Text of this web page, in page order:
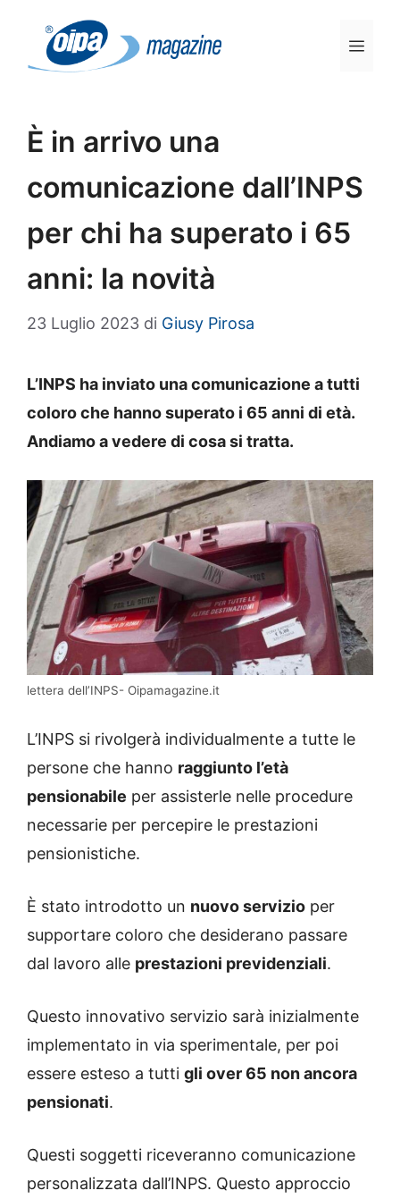
contenuto
È in arrivo una
comunicazione dall’INPS
per chi ha superato i 65
anni: la novità
23 Luglio 2023 di Giusy Pirosa
L’INPS ha inviato una comunicazione a tutti
coloro che hanno superato i 65 anni di età.
Andiamo a vedere di cosa si tratta.
lettera dell’INPS- Oipamagazine.it
L’INPS si rivolgerà individualmente a tutte le
persone che hanno raggiunto l’età
pensionabile per assisterle nelle procedure
necessarie per percepire le prestazioni
pensionistiche.
È stato introdotto un nuovo servizio per
supportare coloro che desiderano passare
dal lavoro alle prestazioni previdenziali.
Questo innovativo servizio sarà inizialmente
implementato in via sperimentale, per poi
essere esteso a tutti gli over 65 non ancora
pensionati.
Questi soggetti riceveranno comunicazione
personalizzata dall’INPS. Questo approccio